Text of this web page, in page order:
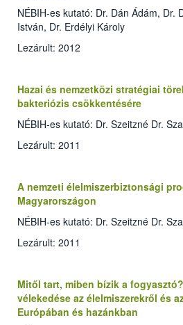
NÉBIH-es kutató: Dr. Dán Ádám, Dr.
István, Dr. Erdélyi Károly
Lezárult: 2012
Hazai és nemzetközi stratégiai
bakteriózis csökkentésére
NÉBIH-es kutató: Dr. Szeitzné Dr.
Lezárult: 2011
A nemzeti élelmiszerbiztonsági
Magyarországon
NÉBIH-es kutató: Dr. Szeitzné Dr.
Lezárult: 2011
Mitől tart, miben bízik a
vélekedése az élelmiszerekről és
Európában és hazánkban